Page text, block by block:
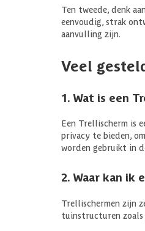
Ten tweede, denk
eenvoudig, strak
aanvulling zijn.
Veel
1. Wat is een
Een Trellischerm is
privacy te bieden,
worden gebruikt in
2. Waar kan ik
Trellischermen zijn
tuinstructuren zoals